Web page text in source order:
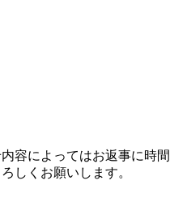
容によってはお返事に時
しくお願いします。